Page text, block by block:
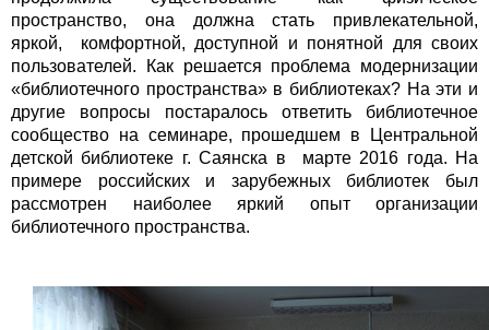
пространство, она должна стать привлекательной,
яркой, комфортной, доступной и понятной для своих
пользователей. Как решается проблема модернизации
«библиотечного пространства» в библиотеках? На эти и
другие вопросы постаралось ответить библиотечное
сообщество на семинаре, прошедшем в Центральной
детской библиотеке г. Саянска в марте 2016 года. На
примере российских и зарубежных библиотек был
рассмотрен наиболее яркий опыт организации
библиотечного пространства.